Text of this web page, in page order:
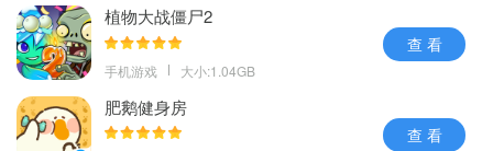
植物大战僵尸2
手机游戏 大小:1.04GB
查 看
肥鹅健身房
查 看